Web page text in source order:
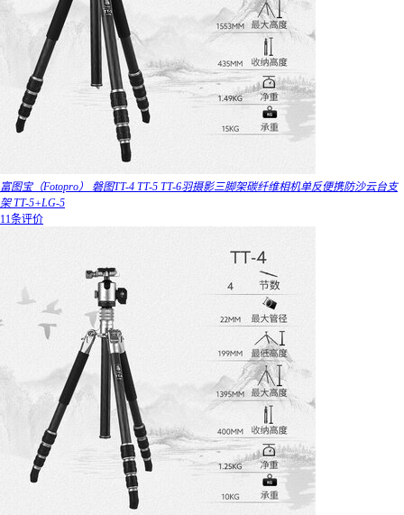
富图宝（Fotopro） 磐图TT-4 TT-5 TT-6羽摄影三脚架碳纤维相机单反便携防沙云台支
架 TT-5+LG-5
11条评价